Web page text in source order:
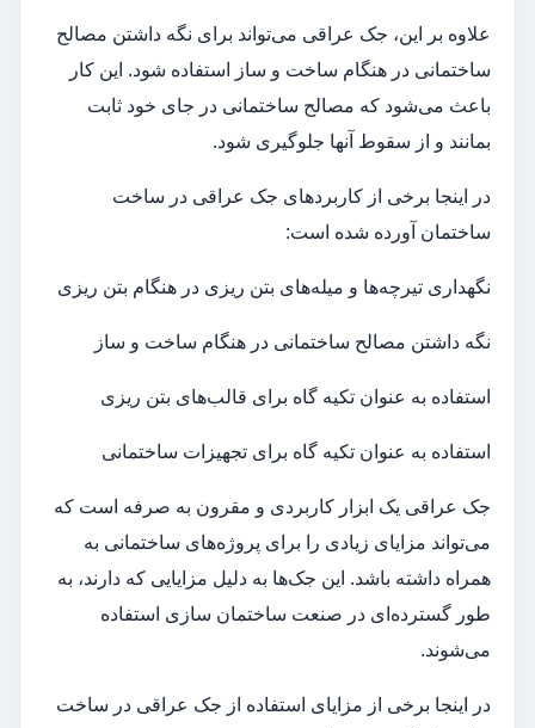
علاوه بر این، جک عراقی می‌تواند برای نگه داشتن مصالح
ساختمانی در هنگام ساخت و ساز استفاده شود. این کار
باعث می‌شود که مصالح ساختمانی در جای خود ثابت
بمانند و از سقوط آنها جلوگیری شود.
در اینجا برخی از کاربردهای جک عراقی در ساخت
ساختمان آورده شده است:
نگهداری تیرچه‌ها و میله‌های بتن ریزی در هنگام بتن ریزی
نگه داشتن مصالح ساختمانی در هنگام ساخت و ساز
استفاده به عنوان تکیه گاه برای قالب‌های بتن ریزی
استفاده به عنوان تکیه گاه برای تجهیزات ساختمانی
جک عراقی یک ابزار کاربردی و مقرون به صرفه است که
می‌تواند مزایای زیادی را برای پروژه‌های ساختمانی به
همراه داشته باشد. این جک‌ها به دلیل مزایایی که دارند، به
طور گسترده‌ای در صنعت ساختمان سازی استفاده
می‌شوند.
در اینجا برخی از مزایای استفاده از جک عراقی در ساخت